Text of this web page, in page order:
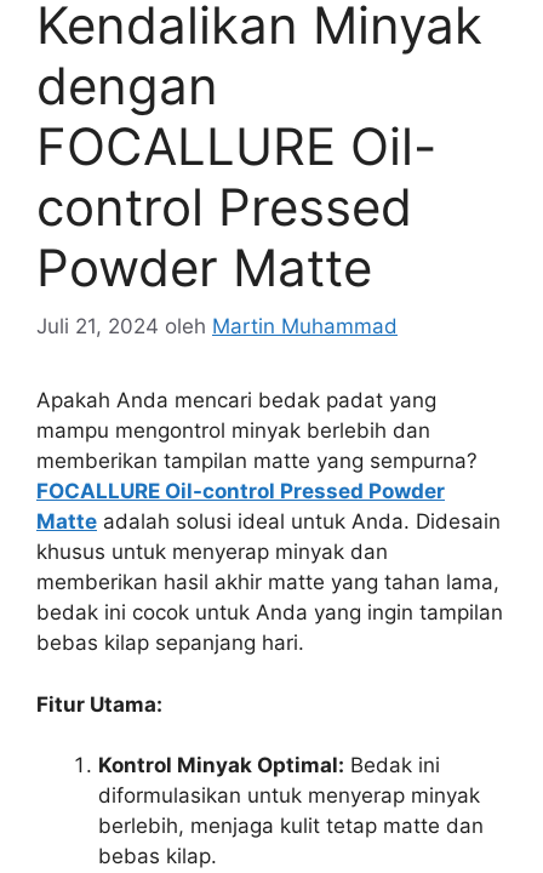
Kendalikan Minyak
dengan
FOCALLURE Oil-
control Pressed
Powder Matte
Juli 21, 2024 oleh Martin Muhammad
Apakah Anda mencari bedak padat yang
mampu mengontrol minyak berlebih dan
memberikan tampilan matte yang sempurna?
FOCALLURE Oil-control Pressed Powder
Matte adalah solusi ideal untuk Anda. Didesain
khusus untuk menyerap minyak dan
memberikan hasil akhir matte yang tahan lama,
bedak ini cocok untuk Anda yang ingin tampilan
bebas kilap sepanjang hari.
Fitur Utama:
Kontrol Minyak Optimal: Bedak ini
diformulasikan untuk menyerap minyak
berlebih, menjaga kulit tetap matte dan
bebas kilap.